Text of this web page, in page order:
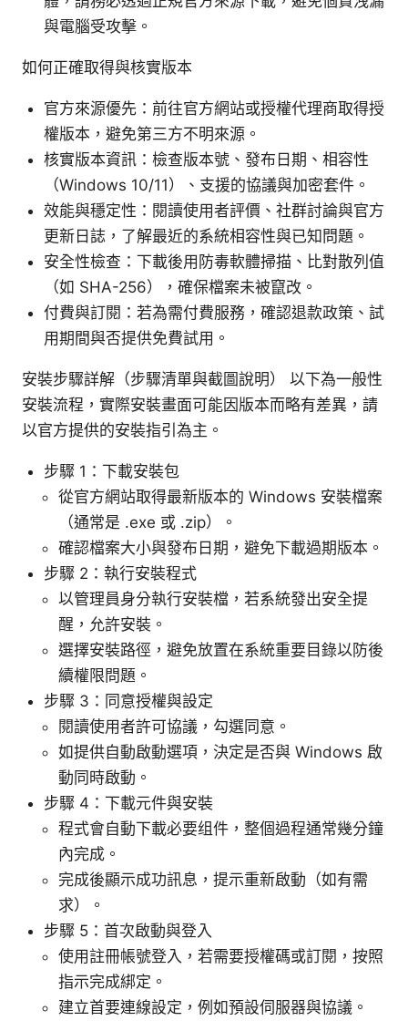
與電腦受攻擊。
如何正確取得與核實版本
官方來源優先：前往官方網站或授權代理商取得授
權版本，避免第三方不明來源。
核實版本資訊：檢查版本號、發布日期、相容性
（Windows 10/11）、支援的協議與加密套件。
效能與穩定性：閱讀使用者評價、社群討論與官方
更新日誌，了解最近的系統相容性與已知問題。
安全性檢查：下載後用防毒軟體掃描、比對散列值
（如 SHA-256），確保檔案未被竄改。
付費與訂閱：若為需付費服務，確認退款政策、試
用期間與否提供免費試用。
安裝步驟詳解（步驟清單與截圖說明） 以下為一般性
安裝流程，實際安裝畫面可能因版本而略有差異，請
以官方提供的安裝指引為主。
步驟 1：下載安裝包
從官方網站取得最新版本的 Windows 安裝檔案
（通常是 .exe 或 .zip）。
確認檔案大小與發布日期，避免下載過期版本。
步驟 2：執行安裝程式
以管理員身分執行安裝檔，若系統發出安全提
醒，允許安裝。
選擇安裝路徑，避免放置在系統重要目錄以防後
續權限問題。
步驟 3：同意授權與設定
閱讀使用者許可協議，勾選同意。
如提供自動啟動選項，決定是否與 Windows 啟
動同時啟動。
步驟 4：下載元件與安裝
程式會自動下載必要组件，整個過程通常幾分鐘
內完成。
完成後顯示成功訊息，提示重新啟動（如有需
求）。
步驟 5：首次啟動與登入
使用註冊帳號登入，若需要授權碼或訂閱，按照
指示完成綁定。
建立首要連線設定，例如預設伺服器與協議。